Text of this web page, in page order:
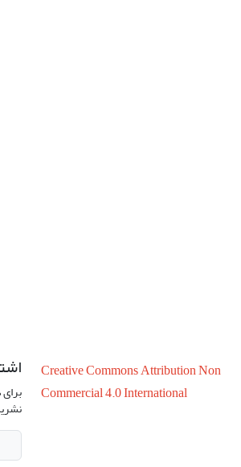
Creative Commons Attribution Non
Commercial 4.0 International